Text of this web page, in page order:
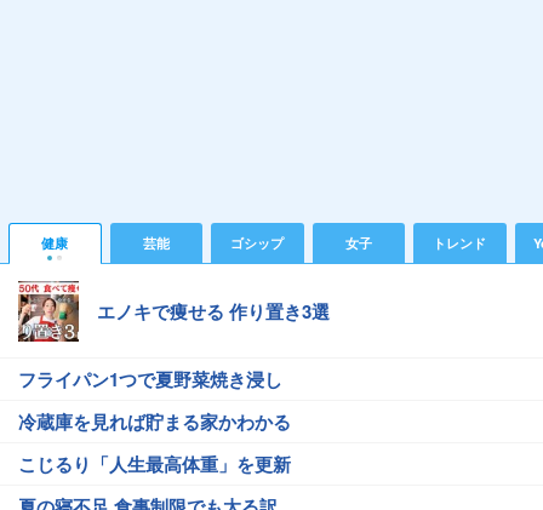
健康 芸能 ゴシップ 女子 トレンド
エノキで痩せる 作り置き3選
フライパン1つで夏野菜焼き浸し
冷蔵庫を見れば貯まる家かわかる
こじるり「人生最高体重」を更新